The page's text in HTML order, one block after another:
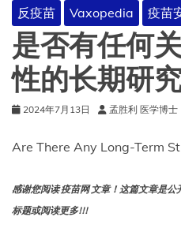
反疫苗 Vaxopedia 疫苗
是否有任何
性的长期研
2024年7月13日 孟胜利 医学博士
Are There Any Long-Term
感谢您阅读 疫苗网 文章！这篇文章是
标题或阅读更多!!!